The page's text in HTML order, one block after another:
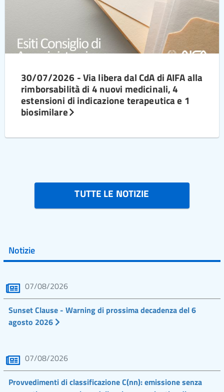
30/07/2026 - Via libera dal CdA di AIFA alla
rimborsabilità di 4 nuovi medicinali, 4
estensioni di indicazione terapeutica e 1
biosimilare
TUTTE LE NOTIZIE
Notizie
07/08/2026
Sunset Clause - Warning di prossima decadenza del 6
agosto 2026
07/08/2026
Provvedimenti di classificazione C(nn): emissione senza